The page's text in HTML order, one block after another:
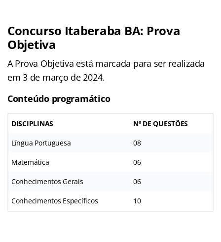
Concurso Itaberaba BA: Prova
Objetiva
A Prova Objetiva está marcada para ser realizada
em 3 de março de 2024.
Conteúdo programático
DISCIPLINAS Nº DE QUESTÕES
Língua Portuguesa 08
Matemática 06
Conhecimentos Gerais 06
Conhecimentos Específicos 10